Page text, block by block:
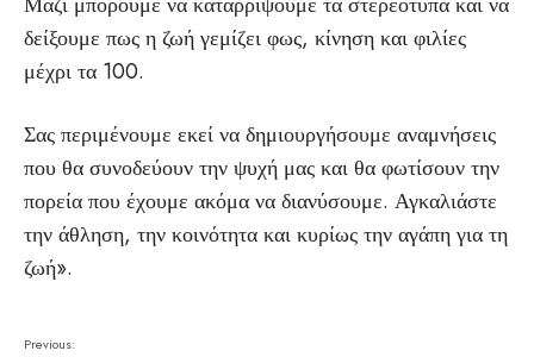
δείξουμε πως η ζωή γεμίζει φως, κίνηση και φιλίες
μέχρι τα 100.
Σας περιμένουμε εκεί να δημιουργήσουμε αναμνήσεις
που θα συνοδεύουν την ψυχή μας και θα φωτίσουν την
πορεία που έχουμε ακόμα να διανύσουμε. Αγκαλιάστε
την άθληση, την κοινότητα και κυρίως την αγάπη για τη
ζωή».
Previous: